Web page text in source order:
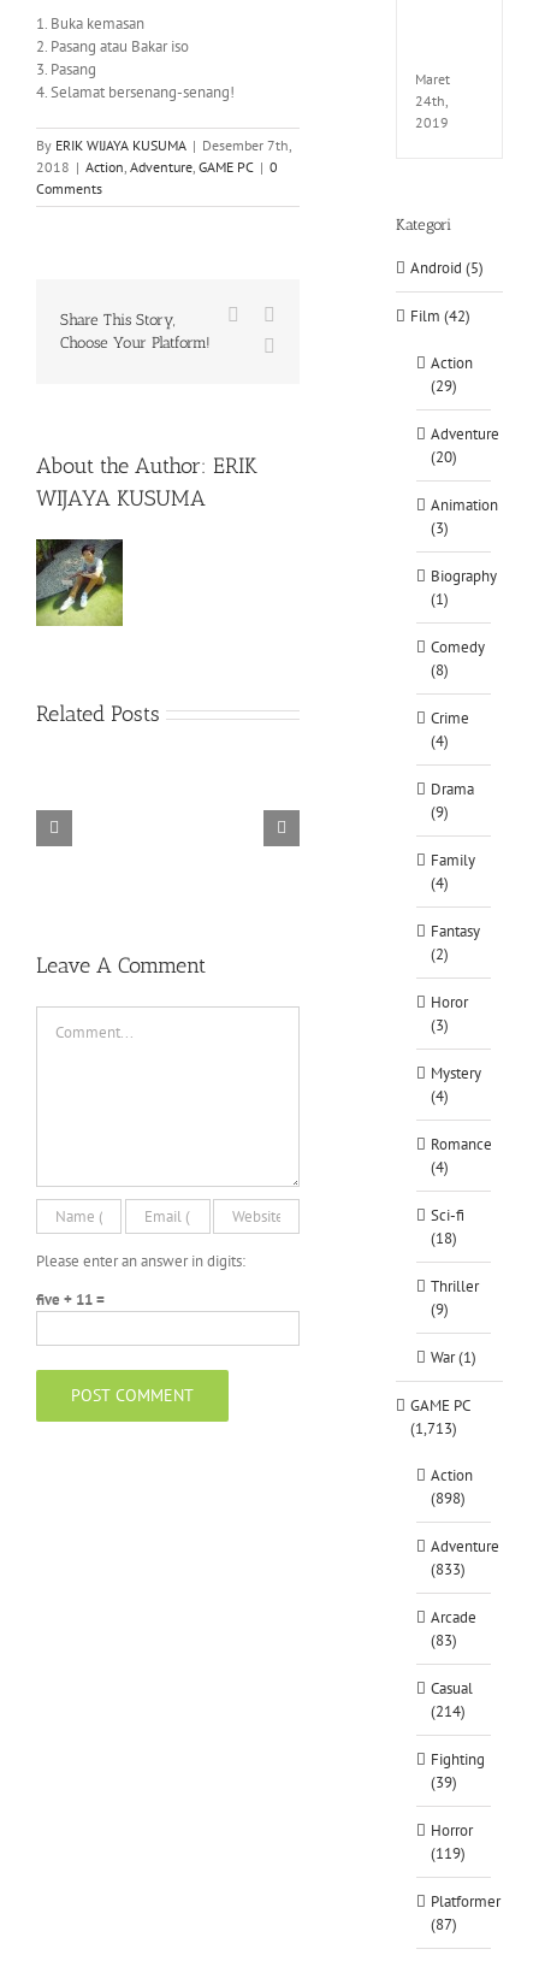
1. Buka kemasan
2. Pasang atau Bakar iso
3. Pasang
4. Selamat bersenang-senang!
By ERIK WIJAYA KUSUMA | Desember 7th,
2018 | Action, Adventure, GAME PC | 0
Comments
Share This Story,
Choose Your Platform!
Facebook
About the Author: ERIK
WIJAYA KUSUMA
Related Posts
TORINTO-DARKZER0 Alone in the
Leave A Comment
Please enter an answer in digits:
five + 11 =
Maret
24th,
2019
Kategori
Android (5)
Film (42)
Action
(29)
Adventure
(20)
Animation
(3)
Biography
(1)
Comedy
(8)
Crime
(4)
Drama
(9)
Family
(4)
Fantasy
(2)
Horor
(3)
Mystery
(4)
Romance
(4)
Sci-fi
(18)
Thriller
(9)
War (1)
GAME PC
(1,713)
Action
(898)
Adventure
(833)
Arcade
(83)
Casual
(214)
Fighting
(39)
Horror
(119)
Platformer
(87)